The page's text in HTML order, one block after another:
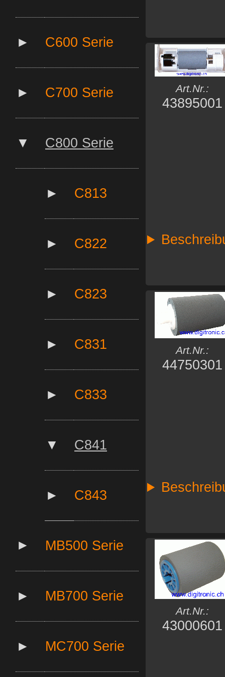
► C600 Serie
► C700 Serie
▼ C800 Serie
► C813
► C822
► C823
► C831
► C833
▼ C841
► C843
► MB500 Serie
► MB700 Serie
► MC700 Serie
Art.Nr.:
43895001
Art.Nr.:
44750301
Art.Nr.:
43000601